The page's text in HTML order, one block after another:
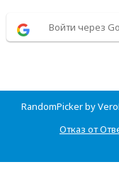
Войти через
RandomPicker by
Отказ от